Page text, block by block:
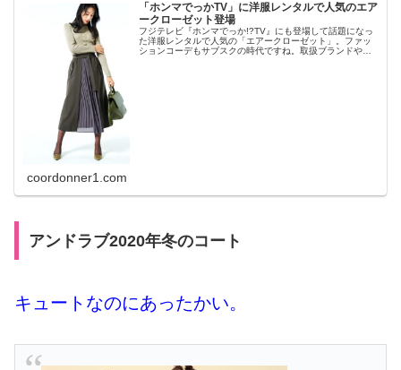
「ホンマでっかTV」に洋服レンタルで人気のエア
ークローゼット登場
フジテレビ『ホンマでっか!?TV』にも登場して話題になっ
た洋服レンタルで人気の「エアークローゼット」。ファッ
ションコーデもサブスクの時代ですね。取扱ブランドや値
coordonner1.com
アンドラブ2020年冬のコート
キュートなのにあったかい。